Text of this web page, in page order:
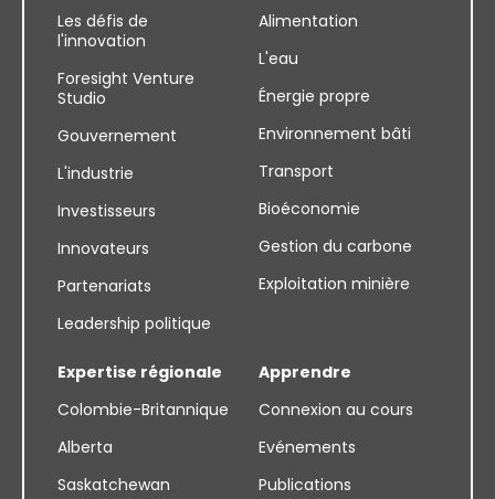
Les défis de
l'innovation
Foresight Venture
Studio
Gouvernement
L'industrie
Investisseurs
Innovateurs
Partenariats
Leadership politique
Alimentation
L'eau
Énergie propre
Environnement bâti
Transport
Bioéconomie
Gestion du carbone
Exploitation minière
Expertise régionale
Colombie-Britannique
Alberta
Saskatchewan
Apprendre
Connexion au cours
Evénements
Publications